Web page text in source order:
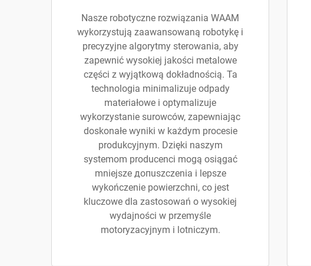
Nasze robotyczne rozwiązania WAAM
wykorzystują zaawansowaną robotykę i
precyzyjne algorytmy sterowania, aby
zapewnić wysokiej jakości metalowe
części z wyjątkową dokładnością. Ta
technologia minimalizuje odpady
materiałowe i optymalizuje
wykorzystanie surowców, zapewniając
doskonałe wyniki w każdym procesie
produkcyjnym. Dzięki naszym
systemom producenci mogą osiągać
mniejsze допuszczenia i lepsze
wykończenie powierzchni, co jest
kluczowe dla zastosowań o wysokiej
wydajności w przemyśle
motoryzacyjnym i lotniczym.